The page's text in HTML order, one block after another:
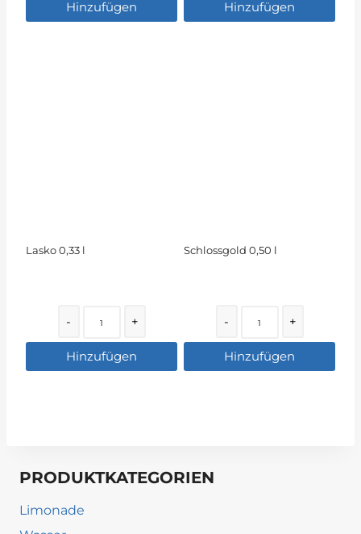
Hinzufügen Hinzufügen
Lasko 0,33 l
- +
Hinzufügen
Schlossgold 0,50 l
- +
Hinzufügen
PRODUKTKATEGORIEN
Limonade